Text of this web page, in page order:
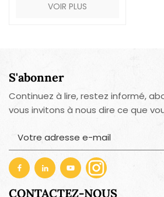
sale
VOIR PLUS
S'abonner
Continuez à lire, restez informé,
vous invitons à nous dire ce que
CONTACTEZ-NOUS